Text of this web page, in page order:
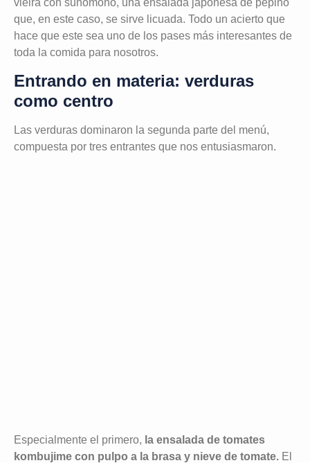
vieira con sunomono, una ensalada japonesa de pepino
que, en este caso, se sirve licuada. Todo un acierto que
hace que este sea uno de los pases más interesantes de
toda la comida para nosotros.
Entrando en materia: verduras
como centro
Las verduras dominaron la segunda parte del menú,
compuesta por tres entrantes que nos entusiasmaron.
Especialmente el primero, la ensalada de tomates
kombujime con pulpo a la brasa y nieve de tomate. El